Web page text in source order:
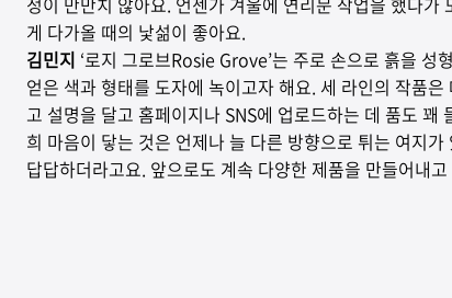
게 다가올 때의 낯섦이 좋아요.
김민지 ‘로지 그로브Rosie Grove’는 주로 손으로 흙을
얻은 색과 형태를 도자에 녹이고자 해요. 세 라인의 작품
고 설명을 달고 홈페이지나 SNS에 업로드하는 데 품도
희 마음이 닿는 것은 언제나 늘 다른 방향으로 튀는 여지
답답하더라고요. 앞으로도 계속 다양한 제품을 만들어내